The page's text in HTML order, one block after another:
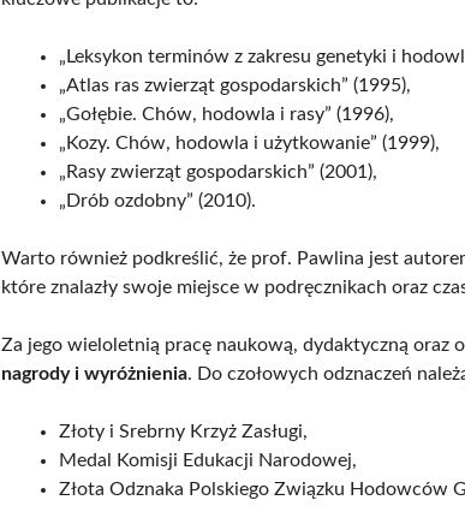
„Leksykon terminów z zakresu genetyki i
„Atlas ras zwierząt gospodarskich” (1995),
„Gołębie. Chów, hodowla i rasy” (1996),
„Kozy. Chów, hodowla i użytkowanie” (1999),
„Rasy zwierząt gospodarskich” (2001),
„Drób ozdobny” (2010).
Warto również podkreślić, że prof. Pawlina jest
które znalazły swoje miejsce w podręcznikach oraz
Za jego wieloletnią pracę naukową, dydaktyczną oraz
nagrody i wyróżnienia. Do czołowych odznaczeń
Złoty i Srebrny Krzyż Zasługi,
Medal Komisji Edukacji Narodowej,
Złota Odznaka Polskiego Związku Hodowców